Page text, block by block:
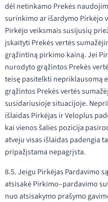
dėl netinkamo Prekės
surinkimo ar išardymo Pirkėjo
Pirkėjo veiksmais susijusių
įskaityti Prekės vertės
grąžintiną pirkimo kainą. Jei
nurodyto grąžintos Prekės
teisę pasitelkti nepriklausomą
grąžintos Prekės vertės
susidariusioje situacijoje.
išlaidas Pirkėjas ir Veloplus
kai vienos šalies pozicija
atveju visas išlaidas padengia
pripažįstama nepagrįsta.
8.5. Jeigu Pirkėjas Pardavimo
atsisakė Pirkimo–pardavimo
nuo atsisakymo prašymo